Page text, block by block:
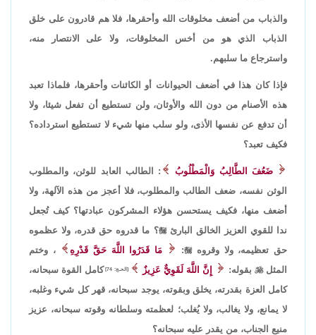
والذباب من أضعف مخلوقات الله وأحقرها، فلا هم قادرون على خلق
الذباب الذي هو من أخس المخلوقات، ولا على الانتصار منه،
واسترجاع ما سلبهم.
فإذا كان هذا في أضعف الحيوانات أو الكائنات وأحقرها، فلماذا تعبد
هذه الأصنام من دون الله والأوثان، ولن تستطيع أن تفعل شيئا، ولا
أن تدفع عن نفسها الأذى، ولو سلب منها شيء لا تستطيع استرداده؟
فكيف تعبد؟
ضَعُفَ الطَّالِبُ وَالْمَطْلُوبُ
: الطالب العابد للوثن، والمطلوب
الوثن نفسه، ضعف الطالب والمطلوب، فلا أعجز من هذه الآلهة، ولا
أضعف منها، فكيف يستحسن هؤلاء المشركون عبادتها؟ كيف تُجعل
ندا للقوي العزيز الخالق البارئ؟ ما قدروه حق قدره، ولا عظموه
حق تعظيمه، ولا وقروه
: مَا قَدَرُوا اللَّهَ حَقَّ قَدْرِهِ
، وختم
المثل بقوله: إِنَّ اللَّهَ لَقَوِيٌّ عَزِيزٌ [الحـج: 74]
كامل القوة سبحانه،
كامل العزة بقدرته، يخلق وبقوته، يوجد سبحانه، قهر كل شيء وغلبه،
لا يمانع، ولا يغالب، ولا يُغلب؛ لعظمته وسلطانه وقوته سبحانه، عزيز
منيع الجناب، من يقدر عليه سبحانه؟